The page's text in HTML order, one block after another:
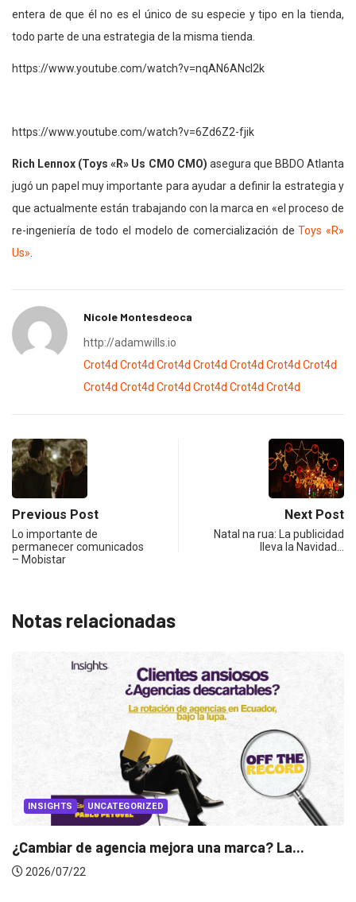
entera de que él no es el único de su especie y tipo en la tienda,
todo parte de una estrategia de la misma tienda.
https://www.youtube.com/watch?v=nqAN6ANcI2k
https://www.youtube.com/watch?v=6Zd6Z2-fjik
Rich Lennox (Toys «R» Us CMO CMO) asegura que BBDO Atlanta
jugó un papel muy importante para ayudar a definir la estrategia y
que actualmente están trabajando con la marca en «el proceso de
re-ingeniería de todo el modelo de comercialización deToys «R»
Us».
Nicole Montesdeoca
http://adamwills.io
Crot4d Crot4d Crot4d Crot4d Crot4d Crot4d Crot4d
Crot4d Crot4d Crot4d Crot4d Crot4d Crot4d
Previous Post
Lo importante de
permanecer comunicados
– Mobistar
Next Post
Natal na rua: La publicidad
lleva la Navidad…
Notas relacionadas
INSIGHTS